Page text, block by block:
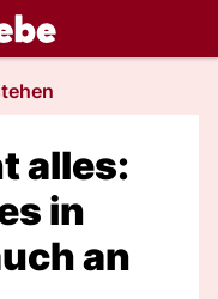
alles:
in
an